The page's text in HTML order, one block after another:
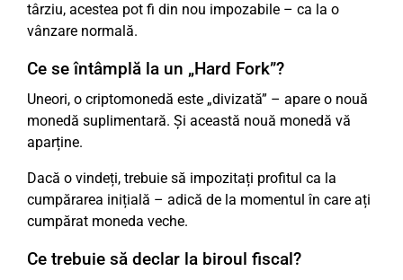
târziu, acestea pot fi din nou impozabile – ca la o
vânzare normală.
Ce se întâmplă la un „Hard Fork”?
Uneori, o criptomonedă este „divizată” – apare o nouă
monedă suplimentară. Și această nouă monedă vă
aparține.
Dacă o vindeți, trebuie să impozitați profitul ca la
cumpărarea inițială – adică de la momentul în care ați
cumpărat moneda veche.
Ce trebuie să declar la biroul fiscal?